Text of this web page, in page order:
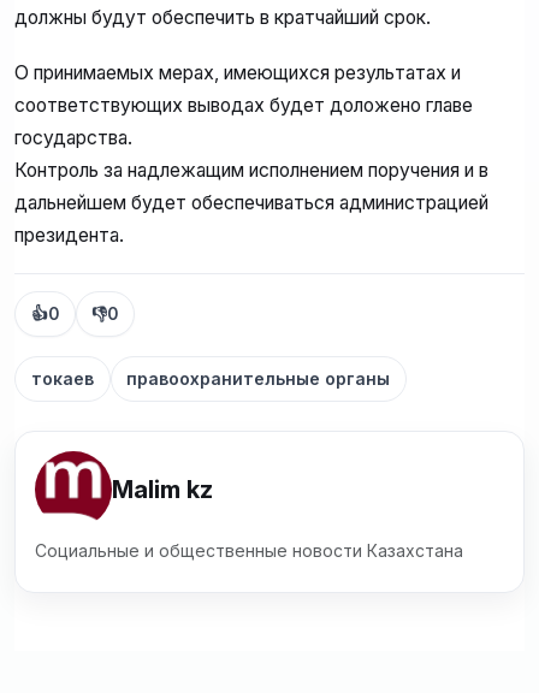
должны будут обеспечить в кратчайший срок.
О принимаемых мерах, имеющихся результатах и
соответствующих выводах будет доложено главе
государства.
Контроль за надлежащим исполнением поручения и в
дальнейшем будет обеспечиваться администрацией
президента.
👍0 👎0
токаев правоохранительные органы
Malim kz
Социальные и общественные новости Казахстана